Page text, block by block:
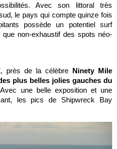
Avec son littoral très
le pays qui compte quinze fois
possède un potentiel surf
non-exhaustif des spots néo-
près de la célèbre Ninety Mile
plus belles jolies gauches du
une belle exposition et une
les pics de Shipwreck Bay